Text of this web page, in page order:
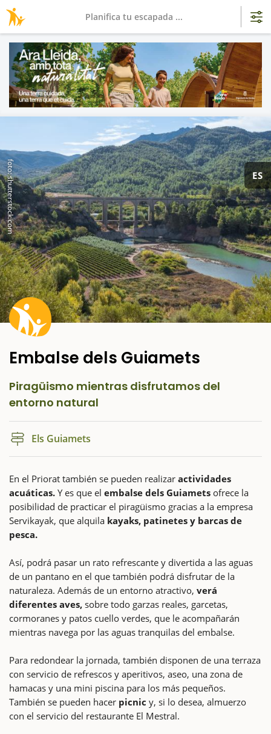
ES
Embalse dels Guiamets
foto: shutterstock.com
Piragüismo mientras disfrutamos del
entorno natural
Els Guiamets
En el Priorat también se pueden realizar actividades
acuáticas. Y es que el embalse dels Guiamets ofrece la
posibilidad de practicar el piragüismo gracias a la empresa
Servikayak, que alquila kayaks, patinetes y barcas de
pesca.
Así, podrá pasar un rato refrescante y divertida a las aguas
de un pantano en el que también podrá disfrutar de la
naturaleza. Además de un entorno atractivo, verá
diferentes aves, sobre todo garzas reales, garcetas,
cormoranes y patos cuello verdes, que le acompañarán
mientras navega por las aguas tranquilas del embalse.
Para redondear la jornada, también disponen de una terraza
con servicio de refrescos y aperitivos, aseo, una zona de
hamacas y una mini piscina para los más pequeños.
También se pueden hacer picnic y, si lo desea, almuerzo
con el servicio del restaurante El Mestral.
Planifica tu escapada ...